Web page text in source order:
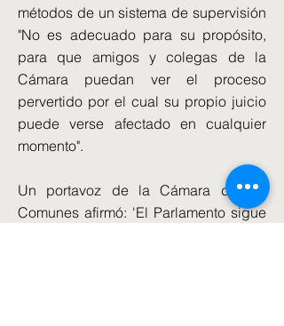
métodos de un sistema de supervisión
"No es adecuado para su propósito,
para que amigos y colegas de la
Cámara puedan ver el proceso
pervertido por el cual su propio juicio
puede verse afectado en cualquier
momento".
Un portavoz de la Cámara de los
Comunes afirmó: 'El Parlamento sigue